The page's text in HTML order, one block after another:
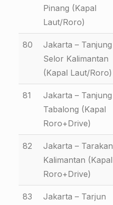
Pinang (Kapal
Laut/Roro)
80
Jakarta – Tanjung
Selor Kalimantan
(Kapal Laut/Roro)
81
Jakarta – Tanjung
Tabalong (Kapal
Roro+Drive)
82
Jakarta – Tarakan
Kalimantan (Kapal
Roro+Drive)
83
Jakarta – Tarjun